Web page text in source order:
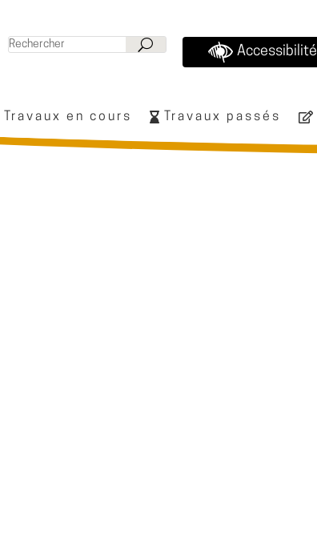
Accessibilité
Travaux en cours Travaux passés